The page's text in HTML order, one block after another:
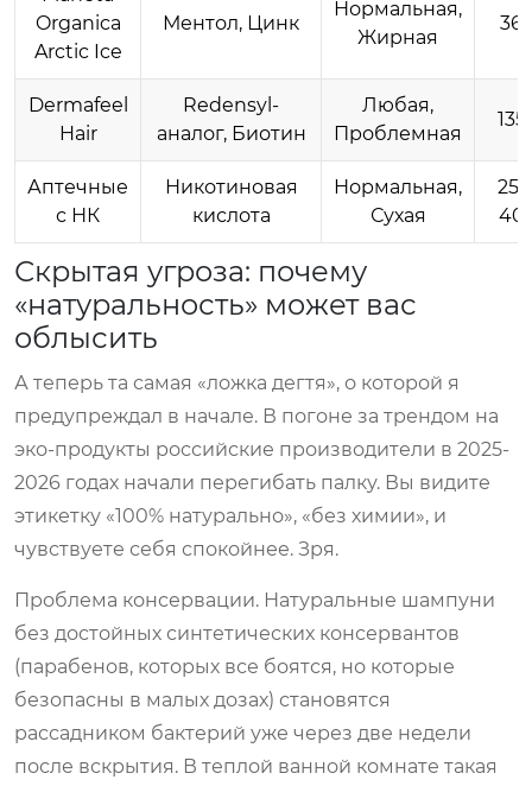
Organica
Arctic Ice
Ментол, Цинк
Нормальная,
Жирная
Dermafeel
Hair
Redensyl-
аналог, Биотин
Любая,
Проблемная
Аптечные
с НК
Никотиновая
кислота
Нормальная,
Сухая
Скрытая угроза: почему
«натуральность» может вас
облысить
А теперь та самая «ложка дегтя», о которой я
предупреждал в начале. В погоне за трендом на
эко-продукты российские производители в 2025-
2026 годах начали перегибать палку. Вы видите
этикетку «100% натурально», «без химии», и
чувствуете себя спокойнее. Зря.
Проблема консервации. Натуральные шампуни
без достойных синтетических консервантов
(парабенов, которых все боятся, но которые
безопасны в малых дозах) становятся
рассадником бактерий уже через две недели
после вскрытия. В теплой ванной комнате такая